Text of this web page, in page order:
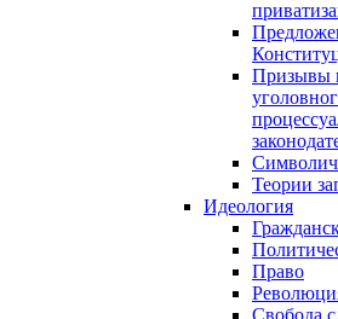
Призывы
Теории
Идеология
Право
Свобода